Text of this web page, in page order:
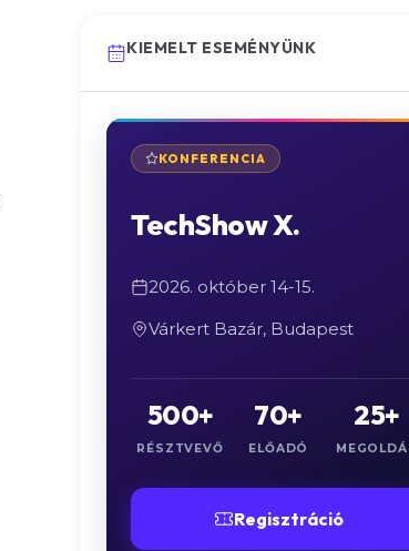
KIEMELT ESEMÉNYÜNK
KONFERENCIA
TechShow X.
2026. október 14-15.
Várkert Bazár, Budapest
500+
RÉSZTVEVŐ
70+
ELŐADÓ
25+
Regisztráció